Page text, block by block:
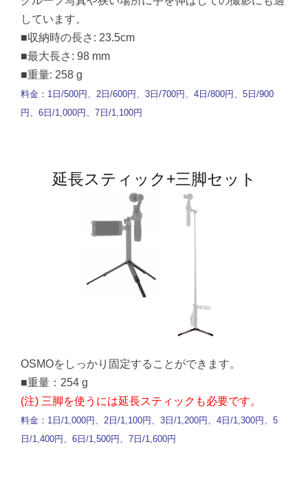
しています。
■収納時の長さ: 23.5cm
■最大長さ: 98 mm
■重量: 258 g
料金：1日/500円、2日/600円、3日/700円、4日/800円、5日/900
円、6日/1,000円、7日/1,100円
延長スティック+三脚セット
OSMOをしっかり固定することができます。
■重量：254 g
(注) 三脚を使うには延長スティックも必要です。
料金：1日/1,000円、2日/1,100円、3日/1,200円、4日/1,300円、5
日/1,400円、6日/1,500円、7日/1,600円